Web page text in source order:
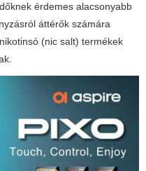
érdemes alacsonyabb
áttérők számára
(nic salt) termékek